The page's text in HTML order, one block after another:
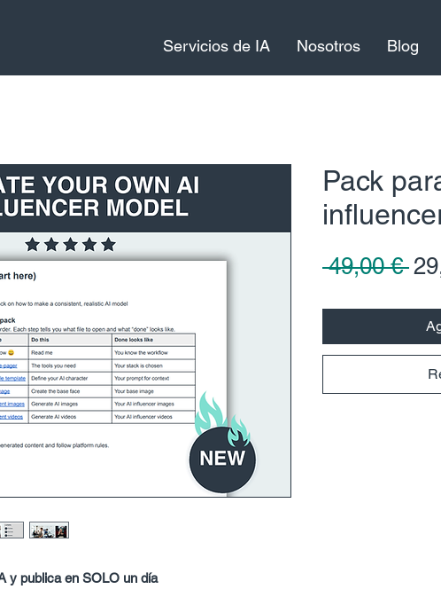
Servicios de IA Nosotros Blog
y publica en SOLO un día
Pack
49,00 €